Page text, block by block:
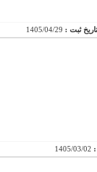
تاریخ ثبت : 1405/04/29
:
1405/03/02